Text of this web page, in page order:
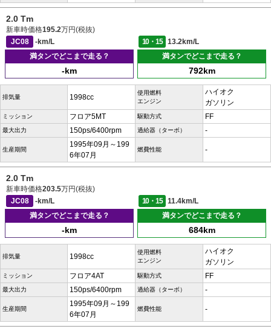
2.0 Tm
新車時価格195.2万円(税抜)
JC08
-km/L 10・15
13.2km/L
満タンでどこまで走る？
-km
満タンでどこまで走る？
792km
排気量 1998cc
使用燃料
エンジン
ハイオク
ガソリン
ミッション フロア5MT 駆動方式 FF
最大出力 150ps/6400rpm 過給器（ターボ） -
生産期間
1995年09月～199
6年07月
燃費性能 -
2.0 Tm
新車時価格203.5万円(税抜)
JC08
-km/L 10・15
11.4km/L
満タンでどこまで走る？
-km
満タンでどこまで走る？
684km
排気量 1998cc
使用燃料
エンジン
ハイオク
ガソリン
ミッション フロア4AT 駆動方式 FF
最大出力 150ps/6400rpm 過給器（ターボ） -
生産期間
1995年09月～199
6年07月
燃費性能 -